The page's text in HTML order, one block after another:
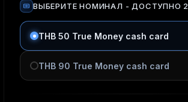
ВЫБЕРИТЕ НОМИНАЛ - ДОСТУПНО 2
THB 50 True Money cash card
THB 90 True Money cash card